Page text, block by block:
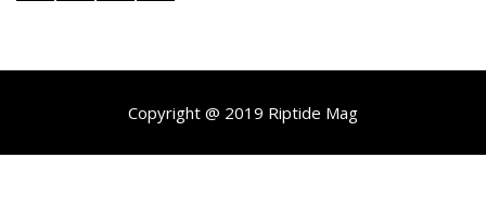
Copyright @ 2019 Riptide Mag